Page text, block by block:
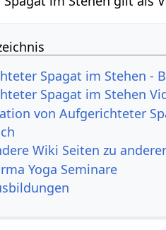
Spagat im Stehen -
Spagat im Stehen
von Aufgerichteter
Wiki Seiten zu
Yoga Seminare